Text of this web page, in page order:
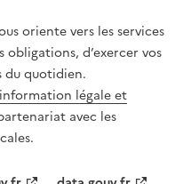
oriente vers les services
d’exercer vos
du quotidien.
légale et
avec les